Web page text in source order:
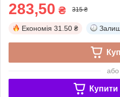
283,50 ₴ 315 ₴
Економія 31.50 ₴
або
Купити